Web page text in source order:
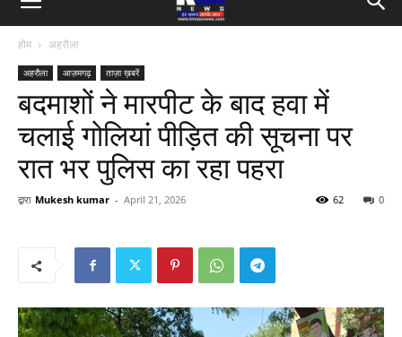
होम अहरौला
अहरौला आज़मगढ़ ताज़ा ख़बरें
बदमाशों ने मारपीट के बाद हवा में
चलाई गोलियां पीड़ित की सूचना पर
रात भर पुलिस का रहा पहरा
द्वारा Mukesh kumar - April 21, 2026 0
62